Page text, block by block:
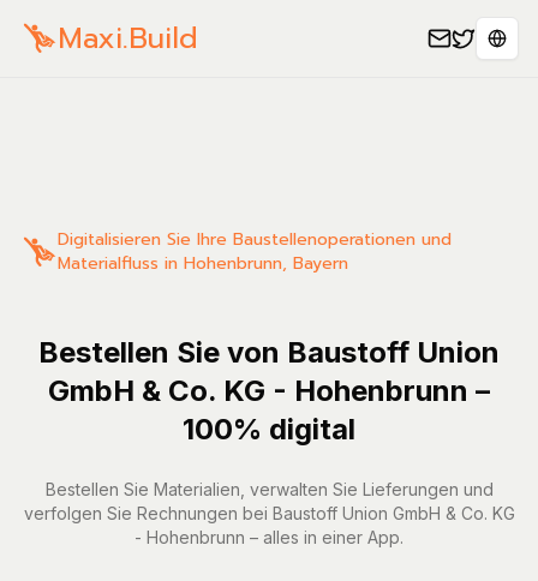
Maxi.Build
Digitalisieren Sie Ihre Baustellenoperationen und
Materialfluss in Hohenbrunn, Bayern
Bestellen Sie von Baustoff Union
GmbH & Co. KG - Hohenbrunn –
100% digital
Bestellen Sie Materialien, verwalten Sie Lieferungen und
verfolgen Sie Rechnungen bei Baustoff Union GmbH & Co. KG
- Hohenbrunn – alles in einer App.